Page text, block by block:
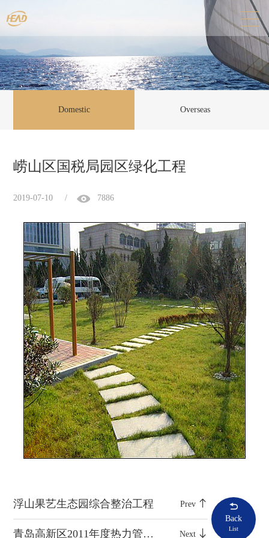
Domestic Overseas
崂山区国税局园区绿化工程
2019-07-10 / 7886
浮山果艺生态园综合整治工程 Prev
青岛高新区2011年度热力管线施工工程 Next
Back
List